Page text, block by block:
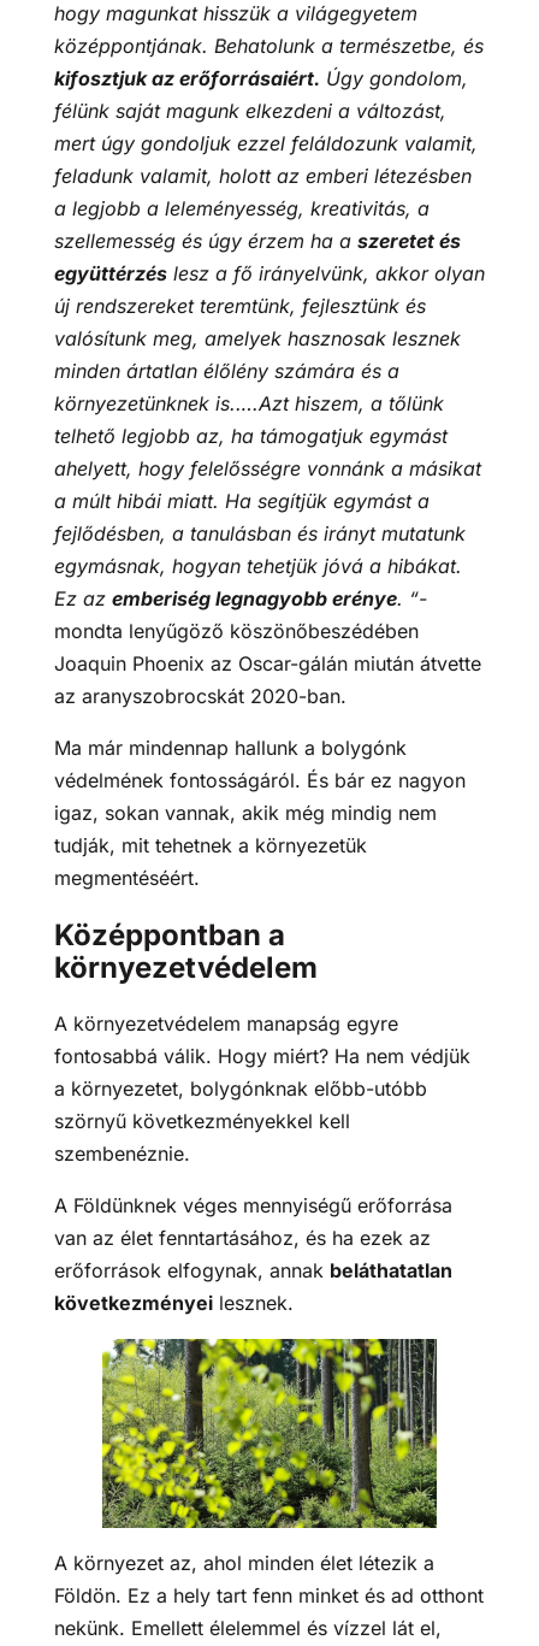
hogy magunkat hisszük a világegyetem
középpontjának. Behatolunk a természetbe, és
kifosztjuk az erőforrásaiért. Úgy gondolom,
félünk saját magunk elkezdeni a változást,
mert úgy gondoljuk ezzel feláldozunk valamit,
feladunk valamit, holott az emberi létezésben
a legjobb a leleményesség, kreativitás, a
szellemesség és úgy érzem ha a szeretet és
együttérzéslesz a fő irányelvünk, akkor olyan
új rendszereket teremtünk, fejlesztünk és
valósítunk meg, amelyek hasznosak lesznek
minden ártatlan élőlény számára és a
környezetünknek is.….Azt hiszem, a tőlünk
telhető legjobb az, ha támogatjuk egymást
ahelyett, hogy felelősségre vonnánk a másikat
a múlt hibái miatt. Ha segítjük egymást a
fejlődésben, a tanulásban és irányt mutatunk
egymásnak, hogyan tehetjük jóvá a hibákat.
Ez az emberiség legnagyobb erénye. “-
mondta lenyűgöző köszönőbeszédében
Joaquin Phoenix az Oscar-gálán miután átvette
az aranyszobrocskát 2020-ban.
Ma már mindennap hallunk a bolygónk
védelmének fontosságáról. És bár ez nagyon
igaz, sokan vannak, akik még mindig nem
tudják, mit tehetnek a környezetük
megmentéséért.
Középpontban a
környezetvédelem
A környezetvédelem manapság egyre
fontosabbá válik. Hogy miért? Ha nem védjük
a környezetet, bolygónknak előbb-utóbb
szörnyű következményekkel kell
szembenéznie.
A Földünknek véges mennyiségű erőforrása
van az élet fenntartásához, és ha ezek az
erőforrások elfogynak, annak beláthatatlan
következményeilesznek.
A környezet az, ahol minden élet létezik a
Földön. Ez a hely tart fenn minket és ad otthont
nekünk. Emellett élelemmel és vízzel lát el,